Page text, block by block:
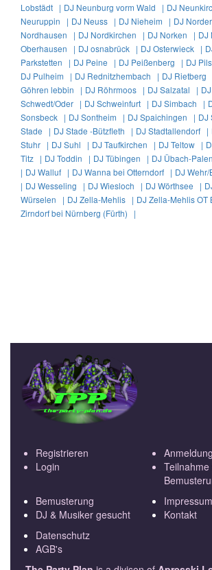
Lobstädt | DJ Neunburg vorm Wald | DJ
Neuruppin | DJ Neuss | DJ Nieheim | DJ
Nordhausen | DJ Nordkirchen | DJ Norken | DJ
Oberhausen | DJ osnabrück | DJ Osterwieck |
Parkstetten | DJ Peine | DJ Peißenberg | DJ
DJ Pulheim | DJ Rednitzhembach | DJ Rietberg
Göhren lebbin | DJ Röhrmoos | DJ Salzatal |
Schwedt/Oder | DJ Schweinfurt | DJ Simbach |
Sonsbeck | DJ Sontheim | DJ Spaichingen | DJ
Stade | DJ Stade -Bützfleth | DJ Stadtallendorf |
Stuhr | DJ Suhl | DJ Taufkirchen | DJ Teltow |
Titz | DJ Toddin | DJ Tübingen | DJ Übach-
| DJ Walluf | DJ Wanna bei Otterndorf | DJ
| DJ Wesseling | DJ Wiesloch | DJ Wörthsee |
Würselen | DJ Zella-Mehlis | DJ Zella-Mehlis
Zirndorf bei Nürnberg (Fürth) |
Registrieren
Login
Bemusterung
DJ & Musiker gesucht
Impressum
Kontakt
Datenschutz
AGB's